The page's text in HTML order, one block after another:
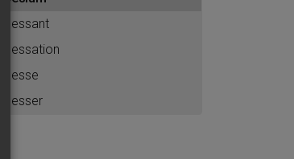
cessant
cessation
cesse
cesser